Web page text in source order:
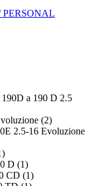
a 190 D 2.5
(2)
2.5-16 Evoluzione
D (1)
CD (1)